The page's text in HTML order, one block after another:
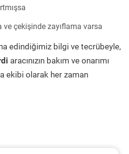
ve çekişinde zayıflama varsa
edindiğimiz bilgi ve tecrübeyle,
aracınızın bakım ve onarımı
ekibi olarak her zaman